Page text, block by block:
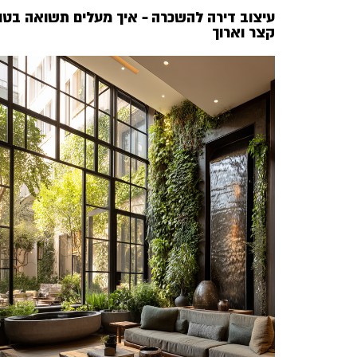
עיצוב דירה להשכרה – איך מעלים תשואה
קצר וארוך